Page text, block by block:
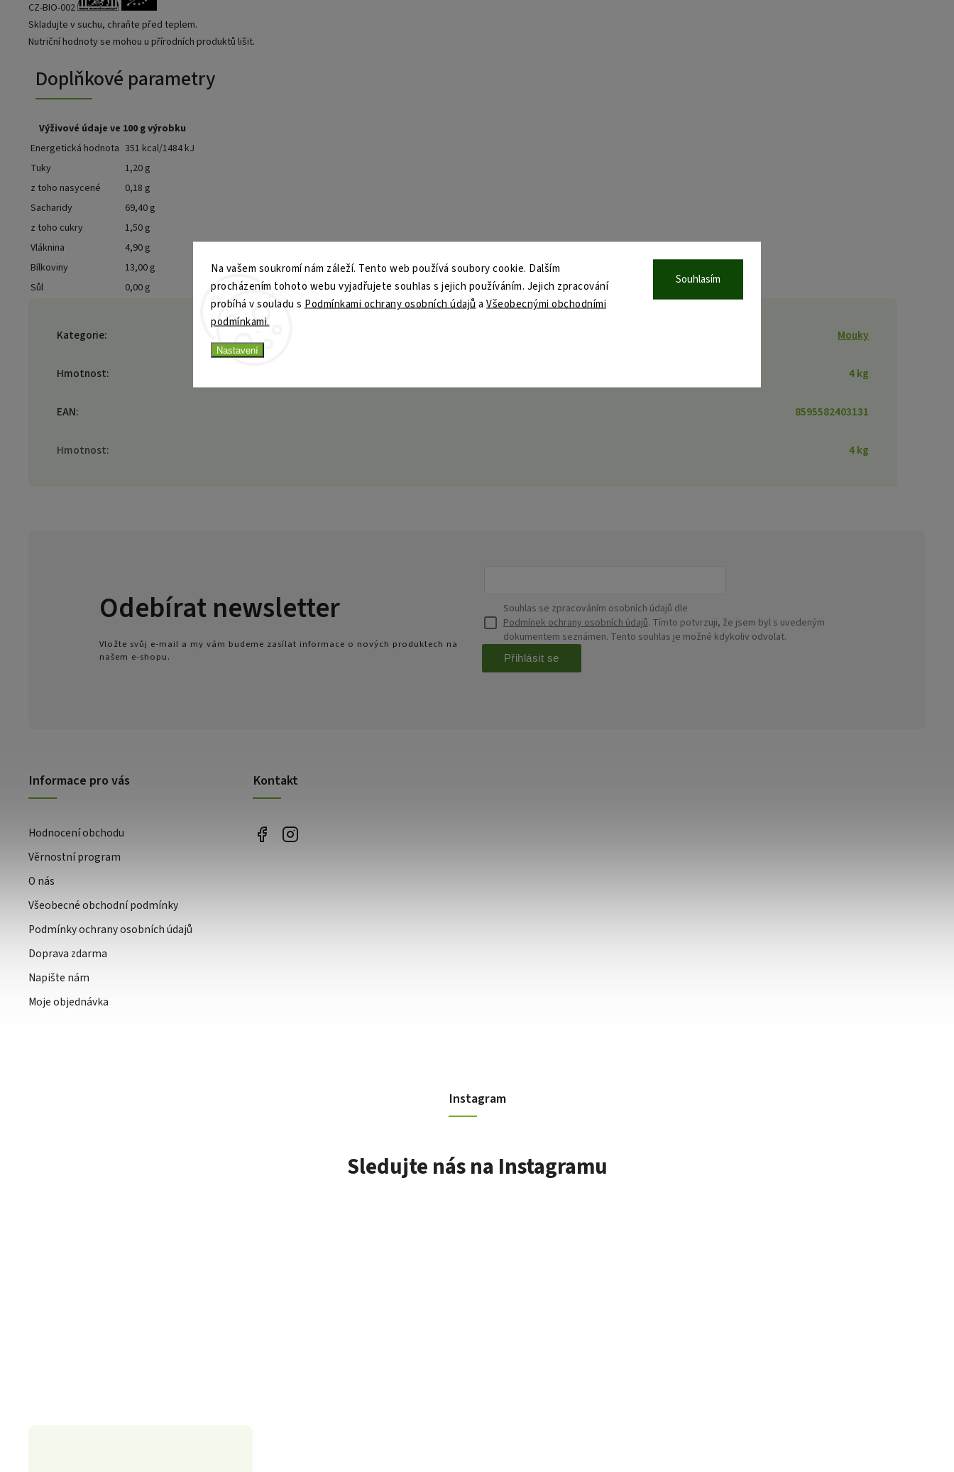
Na vašem soukromí nám záleží. Tento web používá soubory cookie. Dalším
procházením tohoto webu vyjadřujete souhlas s jejich používáním. Jejich zpracování
probíhá v souladu s Podmínkami ochrany osobních údajů a Všeobecnými obchodními
podmínkami.
Nastavení
Souhlasím
CZ-BIO-002
Skladujte v suchu, chraňte před teplem.
Nutriční hodnoty se mohou u přírodních produktů lišit.
Doplňkové parametry
Výživové údaje ve 100 g výrobku
Energetická hodnota 351 kcal/1484 kJ
Tuky
1,20 g
z toho nasycené
0,18 g
Sacharidy
69,40 g
z toho cukry
1,50 g
Vláknina
4,90 g
Bílkoviny
13,00 g
Sůl
0,00 g
Kategorie: Mouky
Hmotnost: 4 kg
EAN: 8595582403131
Hmotnost: 4 kg
Odebírat newsletter
Vložte svůj e-mail a my vám budeme zasílat informace o nových produktech na
našem e-shopu.
Souhlas se zpracováním osobních údajů dle
Podmínek ochrany osobních údajů. Tímto potvrzuji, že jsem byl s uvedeným
dokumentem seznámen. Tento souhlas je možné kdykoliv odvolat.
Přihlásit se
Informace pro vás
Hodnocení obchodu
Věrnostní program
O nás
Všeobecné obchodní podmínky
Podmínky ochrany osobních údajů
Doprava zdarma
Napište nám
Moje objednávka
Kontakt
Instagram
Sledujte nás na Instagramu